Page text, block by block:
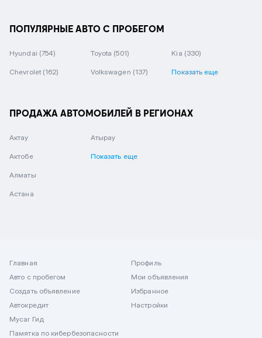
ПОПУЛЯРНЫЕ АВТО С ПРОБЕГОМ
Hyundai (754) Toyota (501) Kia (330)
Chevrolet (162) Volkswagen (137) Показать еще
ПРОДАЖА АВТОМОБИЛЕЙ В РЕГИОНАХ
Актау
Актобе
Алматы
Астана
Атырау
Показать еще
Главная
Авто с пробегом
Создать объявление
Автокредит
Mycar Гид
Памятка по кибербезопасности
Профиль
Мои объявления
Избранное
Настройки